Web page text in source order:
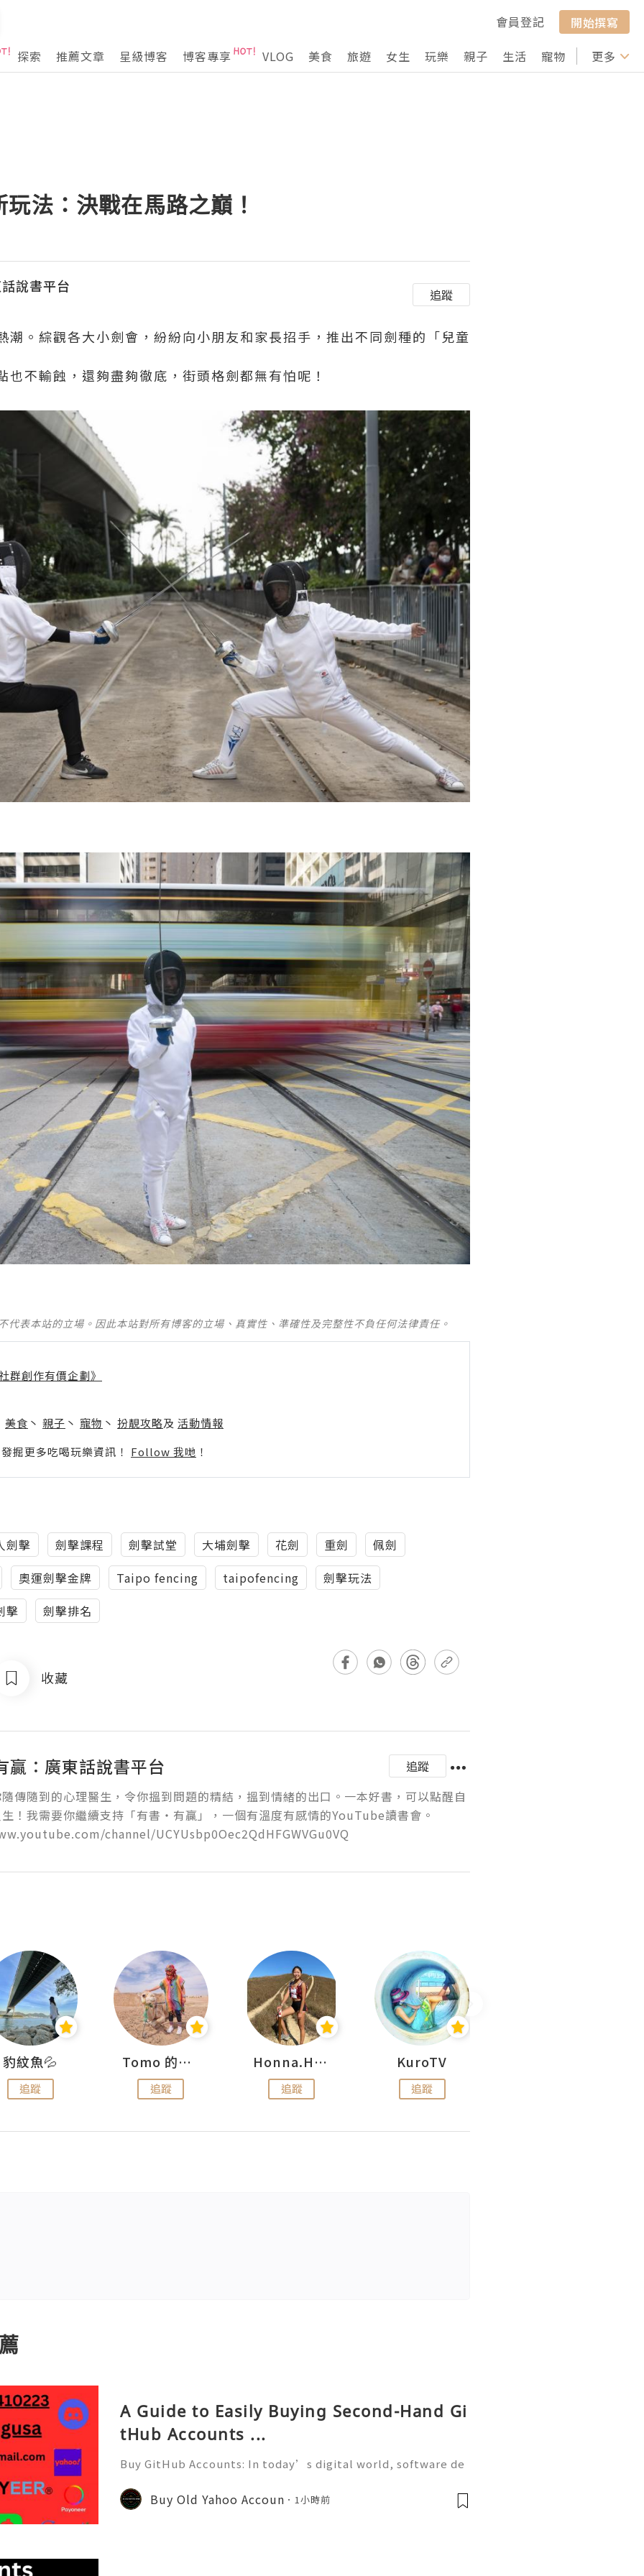
會員登記
開始撰寫
探索
推薦文章 星級博客 博客專享 VLOG 美食 旅遊 女生 玩樂 親子 生活 寵物 行山 打卡
更多
法：決戰在馬路之巔！
說書平台 追蹤
潮。綜觀各大小劍會，紛紛向小朋友和家長招手，推出不同劍種的「兒童
也不輸蝕，還夠盡夠徹底，街頭格劍都無有怕呢！
代表本站的立場。因此本站對所有博客的立場、真實性、準確性及完整性不負任何法律責任。
群創作有價企劃》
美食 丶 親子 丶 寵物 丶 扮靚攻略及 活動情報
掘更多吃喝玩樂資訊！ Follow 我哋 ！
劍擊 劍擊課程 劍擊試堂 大埔劍擊 花劍 重劍
佩劍
奧運劍擊金牌
Taipo fencing taipofencing
劍擊玩法
擊
劍擊排名
收藏
贏：廣東話說書平台
追蹤
傳隨到的心理醫生，令你搵到問題的精結，搵到情緒的出口。一本好書，可以點醒自
！我需要你繼續支持「有書‧有贏」，一個有溫度有感情的YouTube讀書會。
channel/UCYUsbp0Oec2QdHFGWVGu0VQ
豹紋魚💦
追蹤
Tomo 的快樂宇宙
追蹤
Honna.H 出走
追蹤
KuroTV
追蹤
A Guide to Easily Buying Second-Hand Gi
tHub Accounts ...
Buy GitHub Accounts: In today’s digital world, software de
n ever. GitHub has become one of the most widely used plat
forms for developers, compa
Buy Old Yahoo Accoun 1小時前